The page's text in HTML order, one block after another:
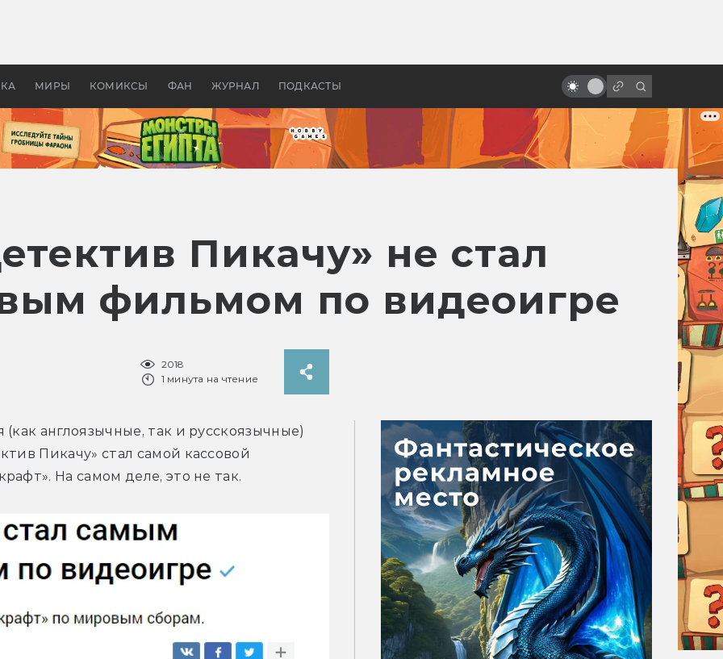
МИРЫ КОМИКСЫ ФАН ЖУРНАЛ ПОДКАСТЫ
в России —
бы «Властелина колец»
что такое южная готика
Пикачу» не стал
фильмом по видеоигре
2018
1 минута на чтение
англоязычные, так и русскоязычные)
Пикачу» стал самой кассовой
На самом деле, это не так.